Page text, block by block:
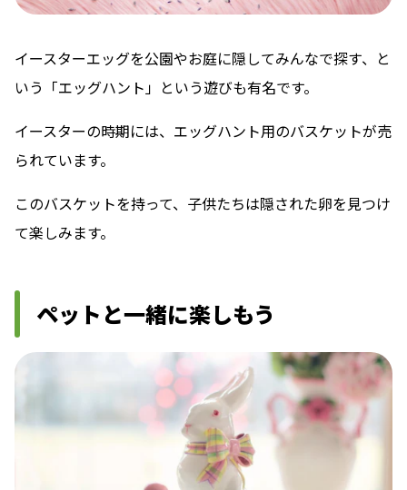
イースターエッグを公園やお庭に隠してみんなで探す、と
いう「エッグハント」という遊びも有名です。
イースターの時期には、エッグハント用のバスケットが売
られています。
このバスケットを持って、子供たちは隠された卵を見つけ
て楽しみます。
ペットと一緒に楽しもう